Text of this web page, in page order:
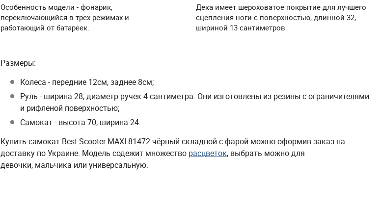
Особенность модели - фонарик,
переключающийся в трех режимах и
работающий от батареек.
Дека имеет шероховатое покрытие для лучшего
сцепления ноги с поверхностью, длинной 32,
шириной 13 сантиметров.
Размеры:
Колеса - передние 12см, заднее 8см;
Руль - ширина 28, диаметр ручек 4 сантиметра. Они изготовлены из резины с ограничителями
и рифленой поверхностью;
Самокат - высота 70, ширина 24.
Купить самокат Best Scooter MAXI 81472 чёрный складной с фарой можно оформив заказ на
доставку по Украине. Модель содежит множество расцветок, выбрать можно для
девочки, мальчика или универсальную.